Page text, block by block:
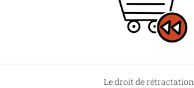
Le droit de rétractation